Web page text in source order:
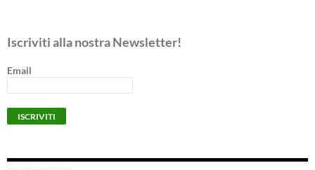
Iscriviti alla nostra Newsletter!
Email